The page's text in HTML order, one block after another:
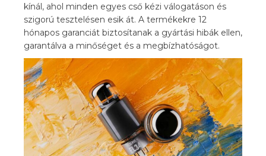
kínál, ahol minden egyes cső kézi válogatáson és
szigorú tesztelésen esik át. A termékekre 12
hónapos garanciát biztosítanak a gyártási hibák ellen,
garantálva a minőséget és a megbízhatóságot.